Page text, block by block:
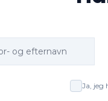
Ja, jeg